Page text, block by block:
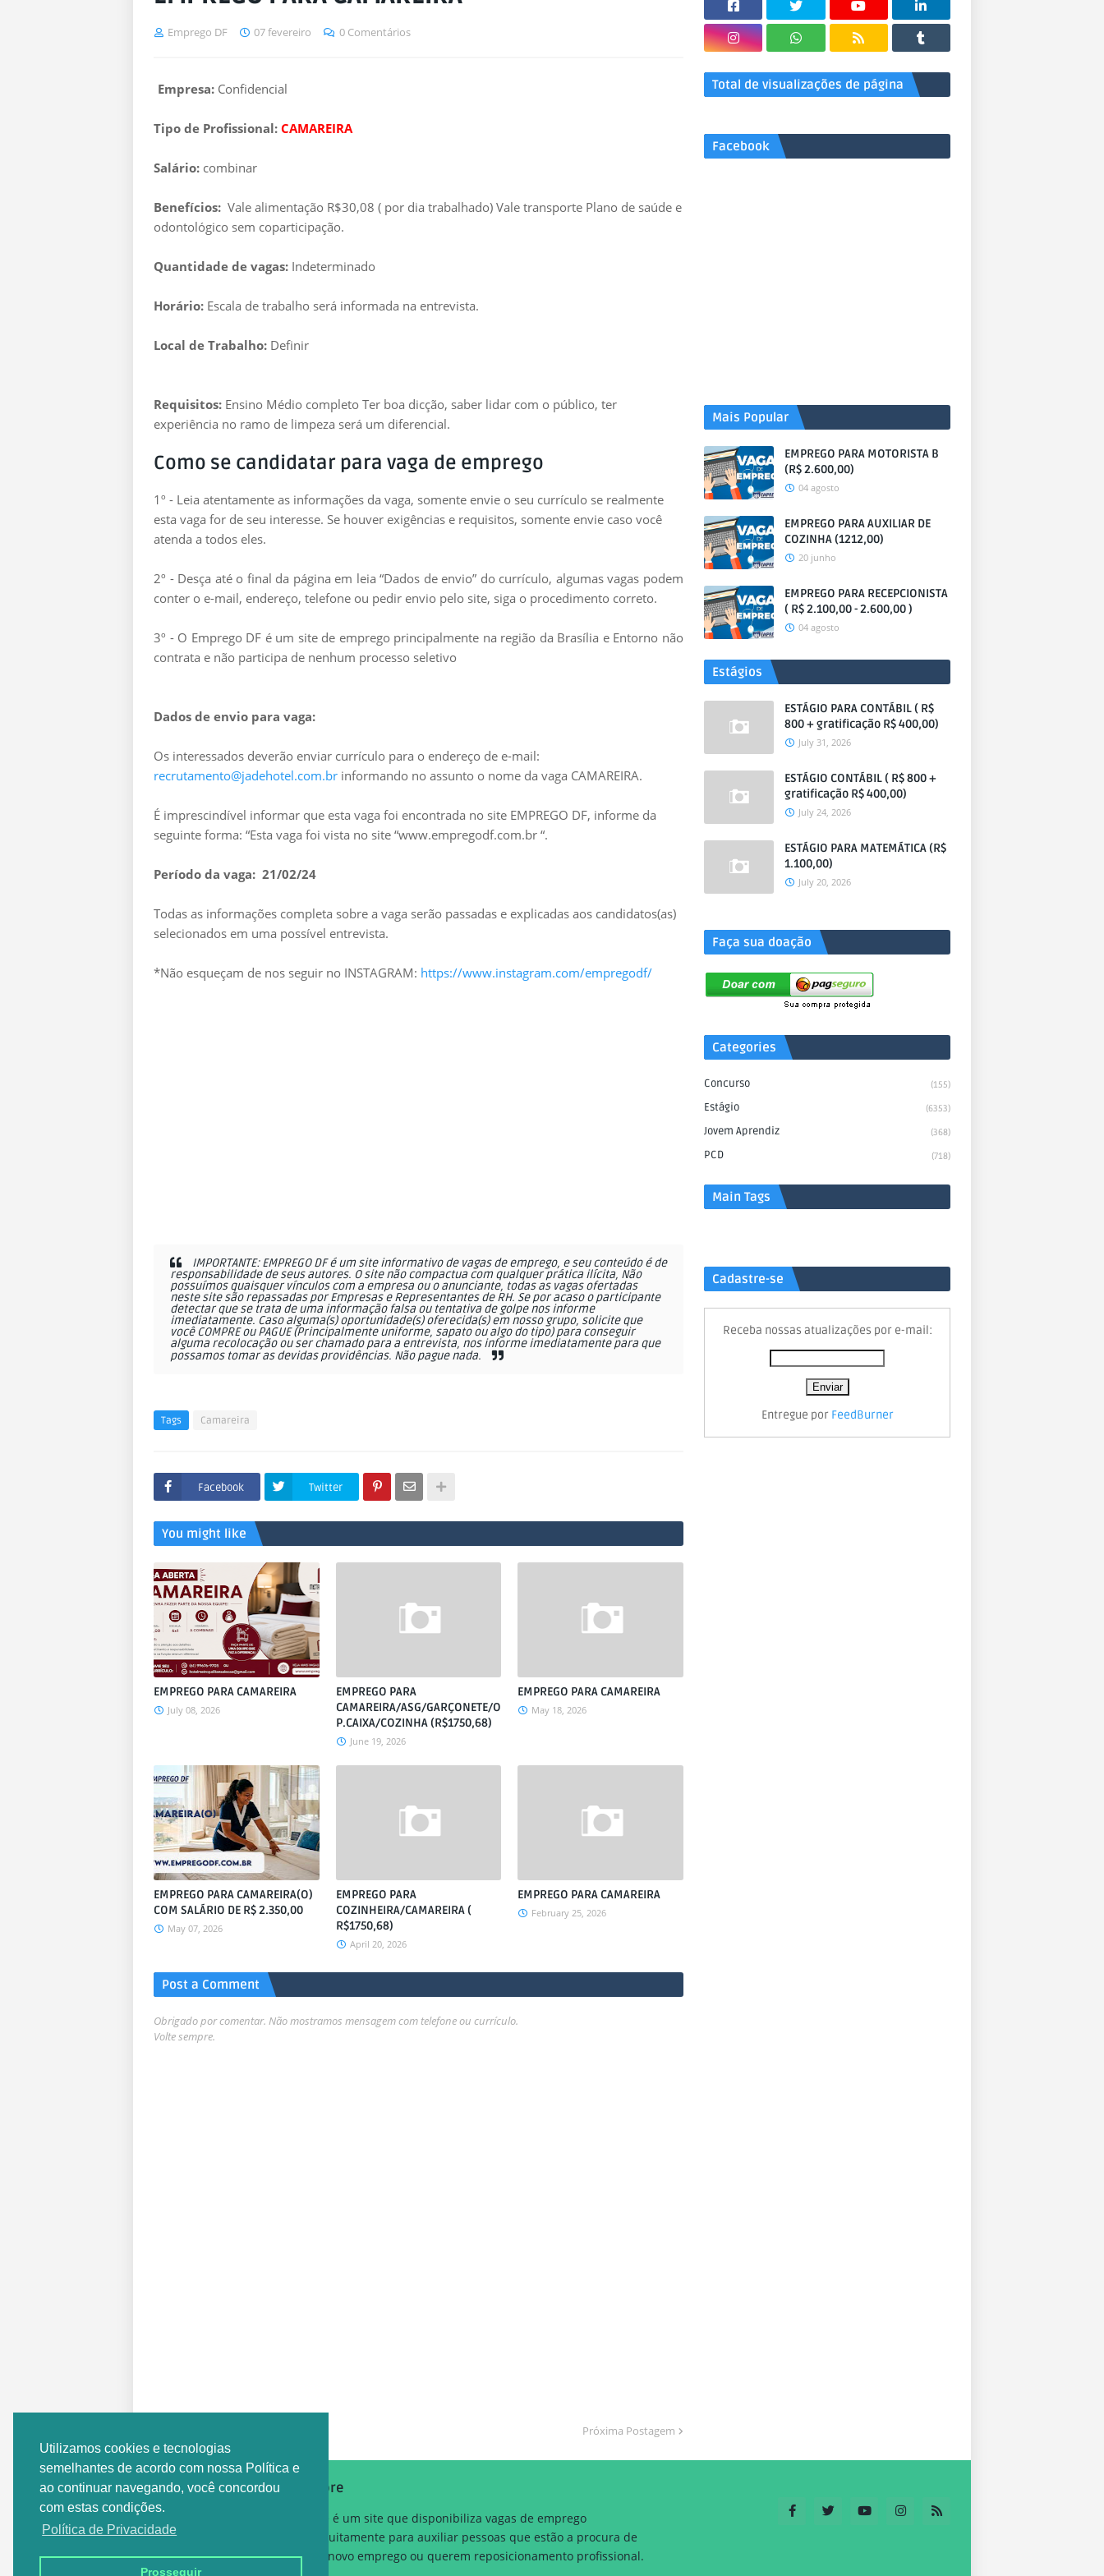
Utilizamos cookies e tecnologias
semelhantes de acordo com nossa Política e
ao continuar navegando, você concordou
com estas condições.
Política de Privacidade
Prosseguir
Emprego DF 07 fevereiro 0 Comentários
Empresa: Confidencial
Tipo de Profissional: CAMAREIRA
Salário: combinar
Benefícios: Vale alimentação R$30,08 ( por dia trabalhado) Vale transporte Plano de saúde e
odontológico sem coparticipação.
Quantidade de vagas: Indeterminado
Horário: Escala de trabalho será informada na entrevista.
Local de Trabalho: Definir
Requisitos: Ensino Médio completo Ter boa dicção, saber lidar com o público, ter
experiência no ramo de limpeza será um diferencial.
Como se candidatar para vaga de emprego
1º - Leia atentamente as informações da vaga, somente envie o seu currículo se realmente
esta vaga for de seu interesse. Se houver exigências e requisitos, somente envie caso você
atenda a todos eles.
2º - Desça até o final da página em leia “Dados de envio” do currículo, algumas vagas podem
conter o e-mail, endereço, telefone ou pedir envio pelo site, siga o procedimento correto.
3º - O Emprego DF é um site de emprego principalmente na região da Brasília e Entorno não
contrata e não participa de nenhum processo seletivo
Dados de envio para vaga:
Os interessados deverão enviar currículo para o endereço de e-mail:
recrutamento@jadehotel.com.br informando no assunto o nome da vaga CAMAREIRA.
É imprescindível informar que esta vaga foi encontrada no site EMPREGO DF, informe da
seguinte forma: “Esta vaga foi vista no site “www.empregodf.com.br “.
Período da vaga: 21/02/24
Todas as informações completa sobre a vaga serão passadas e explicadas aos candidatos(as)
selecionados em uma possível entrevista.
*Não esqueçam de nos seguir no INSTAGRAM: https://www.instagram.com/empregodf/
IMPORTANTE: EMPREGO DF é um site informativo de vagas de emprego, e seu conteúdo é de
responsabilidade de seus autores. O site não compactua com qualquer prática ilícita, Não
possuímos quaisquer vínculos com a empresa ou o anunciante, todas as vagas ofertadas
neste site são repassadas por Empresas e Representantes de RH. Se por acaso o participante
detectar que se trata de uma informação falsa ou tentativa de golpe nos informe
imediatamente. Caso alguma(s) oportunidade(s) oferecida(s) em nosso grupo, solicite que
você COMPRE ou PAGUE (Principalmente uniforme, sapato ou algo do tipo) para conseguir
alguma recolocação ou ser chamado para a entrevista, nos informe imediatamente para que
possamos tomar as devidas providências. Não pague nada.
Tags Camareira
Facebook Twitter
You might like
EMPREGO PARA CAMAREIRA
July 08, 2026
EMPREGO PARA
CAMAREIRA/ASG/GARÇONETE/O
P.CAIXA/COZINHA (R$1750,68)
June 19, 2026
EMPREGO PARA CAMAREIRA
May 18, 2026
EMPREGO PARA CAMAREIRA(O)
COM SALÁRIO DE R$ 2.350,00
May 07, 2026
EMPREGO PARA
COZINHEIRA/CAMAREIRA (
R$1750,68)
April 20, 2026
EMPREGO PARA CAMAREIRA
February 25, 2026
Post a Comment
Obrigado por comentar. Não mostramos mensagem com telefone ou currículo.
Volte sempre.
Próxima Postagem
Total de visualizações de página
Facebook
Mais Popular
EMPREGO PARA MOTORISTA B
(R$ 2.600,00)
04 agosto
EMPREGO PARA AUXILIAR DE
COZINHA (1212,00)
20 junho
EMPREGO PARA RECEPCIONISTA
( R$ 2.100,00 - 2.600,00 )
04 agosto
Estágios
ESTÁGIO PARA CONTÁBIL ( R$
800 + gratificação R$ 400,00)
July 31, 2026
ESTÁGIO CONTÁBIL ( R$ 800 +
gratificação R$ 400,00)
July 24, 2026
ESTÁGIO PARA MATEMÁTICA (R$
1.100,00)
July 20, 2026
Faça sua doação
Categories
Concurso (155)
Estágio (6353)
Jovem Aprendiz (368)
PCD (718)
Main Tags
Cadastre-se
Receba nossas atualizações por e-mail:
Entregue por FeedBurner
Sobre
Este é um site que disponibiliza vagas de emprego
gratuitamente para auxiliar pessoas que estão a procura de
um novo emprego ou querem reposicionamento profissional.